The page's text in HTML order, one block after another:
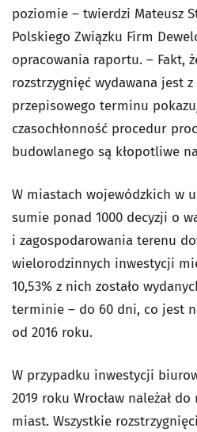
poziomie – twierdzi Mateusz
Polskiego Związku Firm
opracowania raportu. – Fakt,
rozstrzygnięć wydawana jest
przepisowego terminu
czasochłonność procedur
budowlanego są kłopotliwe
W miastach wojewódzkich w
sumie ponad 1000 decyzji o
i zagospodarowania terenu
wielorodzinnych inwestycji
10,53% z nich zostało
terminie – do 60 dni, co jest
od 2016 roku.
W przypadku inwestycji
2019 roku Wrocław należał
miast. Wszystkie